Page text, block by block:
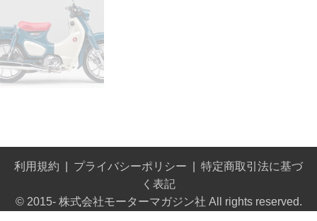
利用規約 プライバシーポリシー
特定商取引法に基づ
く表記
© 2015- 株式会社モーターマガジン社 All rights reserved.